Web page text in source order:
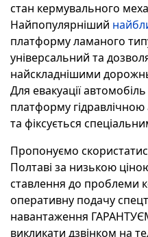
стан кермувального
Найпопулярніший
платформу ламаного
універсальний та
найскладнішими
Для евакуації
платформу
та фіксується
Пропонуємо
Полтаві за низькою
ставлення до проблеми
оперативну подачу
навантаження
викликати дзвінком на